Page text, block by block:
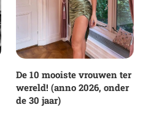
De 10 mooiste vrouwen ter
wereld! (anno 2026, onder
de 30 jaar)